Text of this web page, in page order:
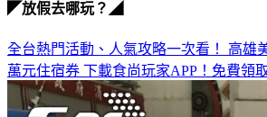
◤放假去哪玩？◢
全台熱門活動、人氣攻略一次看！ 高雄
萬元住宿券 下載食尚玩家APP！免費領